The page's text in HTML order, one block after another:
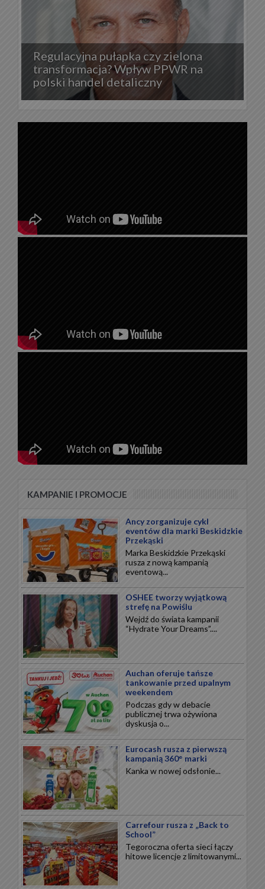
Regulacyjna pułapka czy zielona
transformacja? Wpływ PPWR na
polski handel detaliczny
KAMPANIE I PROMOCJE
Ancy zorganizuje cykl
eventów dla marki Beskidzkie
Przekąski
Marka Beskidzkie Przekąski
rusza z nową kampanią
eventową...
OSHEE tworzy wyjątkową
strefę na Powiślu
Wejdź do świata kampanii
“Hydrate Your Dreams”....
Auchan oferuje tańsze
tankowanie przed upalnym
weekendem
Podczas gdy w debacie
publicznej trwa ożywiona
dyskusja o...
Eurocash rusza z pierwszą
kampanią 360° marki
Kanka w nowej odsłonie...
Carrefour rusza z „Back to
School”
Tegoroczna oferta sieci łączy
hitowe licencje z limitowanymi...